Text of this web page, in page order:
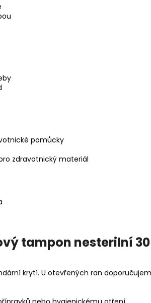
pomůcky
pro zdravotnický materiál
tampon nesterilní
krytí. U otevřených ran